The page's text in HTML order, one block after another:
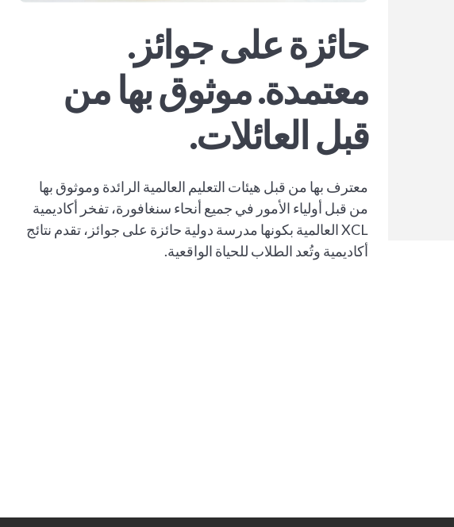
حائزة على جوائز.
معتمدة. موثوق بها من
قبل العائلات.
معترف بها من قبل هيئات التعليم العالمية الرائدة وموثوق بها
من قبل أولياء الأمور في جميع أنحاء سنغافورة، تفخر أكاديمية
XCL العالمية بكونها مدرسة دولية حائزة على جوائز، تقدم نتائج
أكاديمية وتُعد الطلاب للحياة الواقعية.